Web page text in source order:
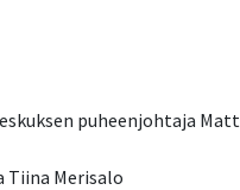
puheenjohtaja
Tiina Merisalo